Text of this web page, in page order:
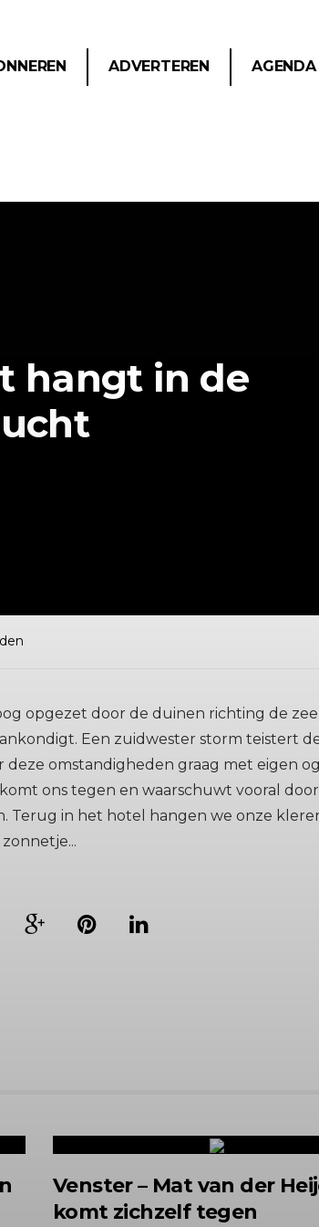
ADVERTEREN AGENDA
hangt in de
opgezet door de duinen richting de zee
Een zuidwester storm teistert
deze omstandigheden graag met eigen
ons tegen en waarschuwt vooral
Terug in het hotel hangen we onze
Venster – Mat van der
komt zichzelf tegen